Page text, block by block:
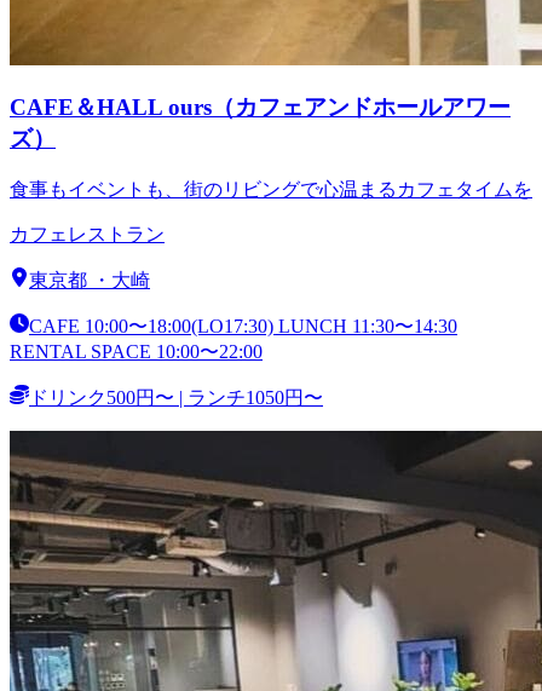
CAFE＆HALL ours（カフェアンドホールアワー
ズ）
食事もイベントも、街のリビングで心温まるカフェタイムを
カフェ レストラン
東京都 ・ 大崎
CAFE 10:00〜18:00(LO17:30) LUNCH 11:30〜14:30
RENTAL SPACE 10:00〜22:00
ドリンク500円〜 | ランチ1050円〜